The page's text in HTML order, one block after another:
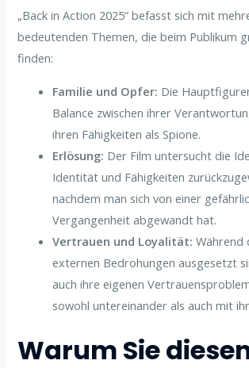
„Back in Action 2025“ befasst sich mit
bedeutenden Themen, die beim Publikum
finden:
Familie und Opfer: Die
Balance zwischen ihrer
ihren Fähigkeiten als Spione.
Erlösung: Der Film untersucht die
Identität und Fähigkeiten
nachdem man sich von einer
Vergangenheit abgewandt hat.
Vertrauen und Loyalität: Während
externen Bedrohungen ausgesetzt
auch ihre eigenen
sowohl untereinander als auch mit
Warum Sie